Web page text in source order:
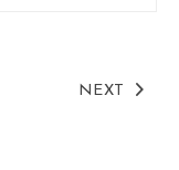
NEXT